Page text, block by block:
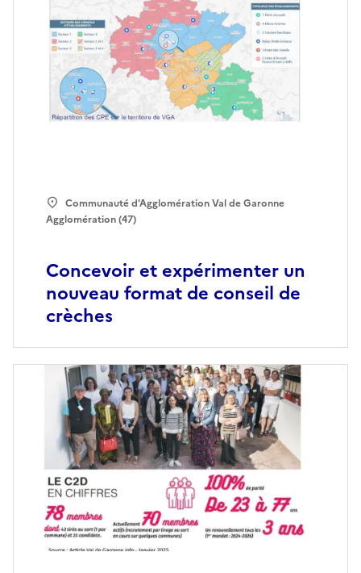
Concevoir et expérimenter un
nouveau format de conseil de
crèches
Communauté d'Agglomération Val de Garonne
Agglomération (47)